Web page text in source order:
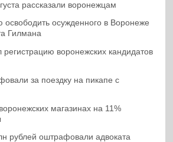
рассказали воронежцам
осужденного в Воронеже
Гилмана
воронежских кандидатов
за поездку на пикапе с
магазинах на 11%
рублей оштрафовали адвоката